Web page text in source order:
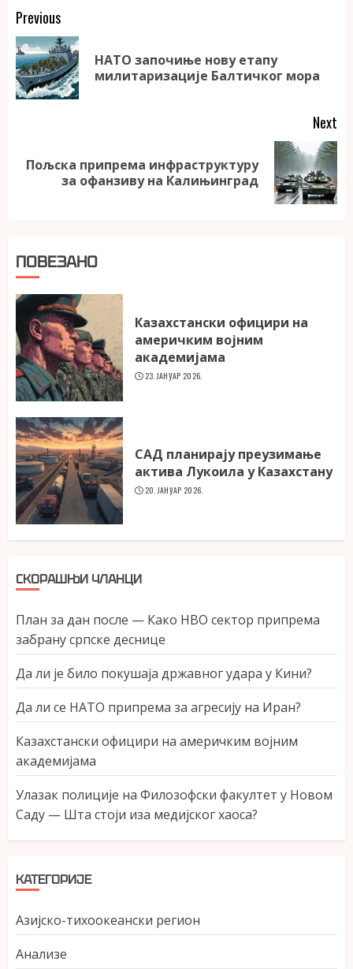
Continue
Reading
Previous
НАТО започиње нову етапу
милитаризације Балтичког мора
Next
Next
Пољска припрема инфраструктуру
за офанзиву на Калињинград
ПОВЕЗАНО
Казахстански официри на
америчким војним
академијама
23. ЈАНУАР 2026.
САД планирају преузимање
актива Лукоила у Казахстану
20. ЈАНУАР 2026.
СКОРАШЊИ ЧЛАНЦИ
План за дан после — Како НВО сектор припрема
забрану српске деснице
Да ли је било покушаја државног удара у Кини?
Да ли се НАТО припрема за агресију на Иран?
Казахстански официри на америчким војним
академијама
Улазак полиције на Филозофски факултет у Новом
Саду — Шта стоји иза медијског хаоса?
КАТЕГОРИЈЕ
Азијско-тихоокеански регион
Анализе